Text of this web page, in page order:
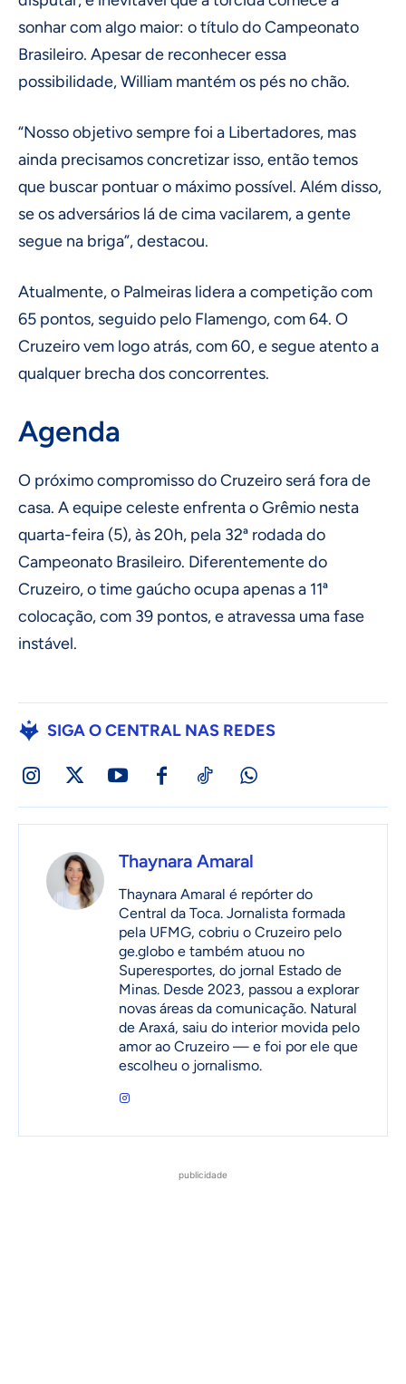
sonhar com algo maior: o título do Campeonato
Brasileiro. Apesar de reconhecer essa
possibilidade, William mantém os pés no chão.
“Nosso objetivo sempre foi a Libertadores, mas
ainda precisamos concretizar isso, então temos
que buscar pontuar o máximo possível. Além disso,
se os adversários lá de cima vacilarem, a gente
segue na briga”, destacou.
Atualmente, o Palmeiras lidera a competição com
65 pontos, seguido pelo Flamengo, com 64. O
Cruzeiro vem logo atrás, com 60, e segue atento a
qualquer brecha dos concorrentes.
Agenda
O próximo compromisso do Cruzeiro será fora de
casa. A equipe celeste enfrenta o Grêmio nesta
quarta-feira (5), às 20h, pela 32ª rodada do
Campeonato Brasileiro. Diferentemente do
Cruzeiro, o time gaúcho ocupa apenas a 11ª
colocação, com 39 pontos, e atravessa uma fase
instável.
SIGA O CENTRAL NAS REDES
Thaynara Amaral
Thaynara Amaral é repórter do
Central da Toca. Jornalista formada
pela UFMG, cobriu o Cruzeiro pelo
ge.globo e também atuou no
Superesportes, do jornal Estado de
Minas. Desde 2023, passou a explorar
novas áreas da comunicação. Natural
de Araxá, saiu do interior movida pelo
amor ao Cruzeiro — e foi por ele que
escolheu o jornalismo.
publicidade